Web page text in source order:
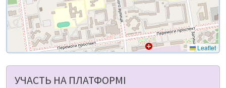
Leaflet
УЧАСТЬ НА ПЛАТФОРМІ